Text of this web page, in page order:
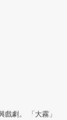
劇。 「大霧」